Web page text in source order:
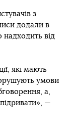
з
додали в
надходить від
які мають
умови
а,
—